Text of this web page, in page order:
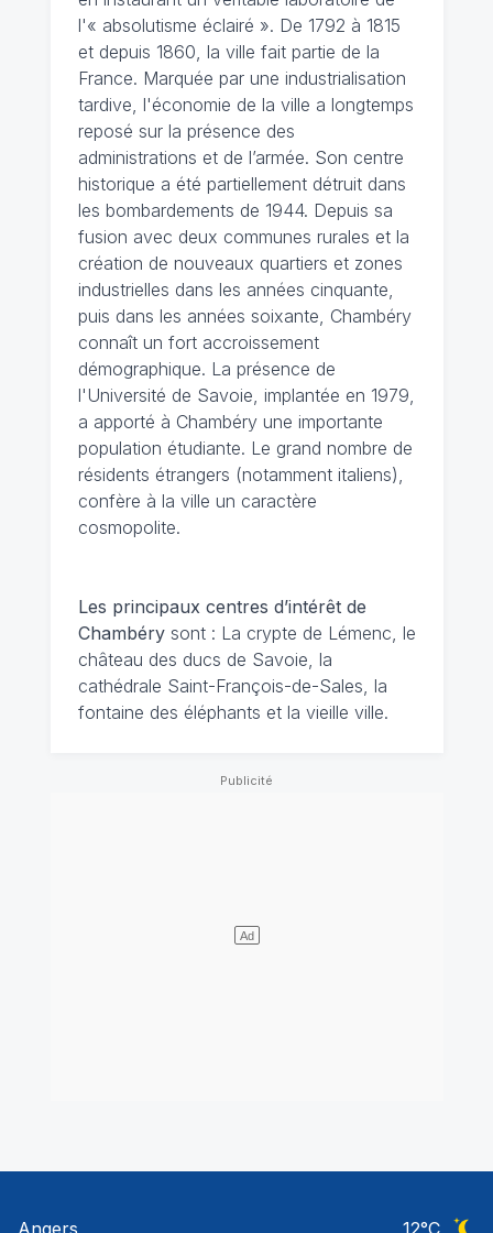
l'« absolutisme éclairé ». De 1792 à 1815
et depuis 1860, la ville fait partie de la
France. Marquée par une industrialisation
tardive, l'économie de la ville a longtemps
reposé sur la présence des
administrations et de l’armée. Son centre
historique a été partiellement détruit dans
les bombardements de 1944. Depuis sa
fusion avec deux communes rurales et la
création de nouveaux quartiers et zones
industrielles dans les années cinquante,
puis dans les années soixante, Chambéry
connaît un fort accroissement
démographique. La présence de
l'Université de Savoie, implantée en 1979,
a apporté à Chambéry une importante
population étudiante. Le grand nombre de
résidents étrangers (notamment italiens),
confère à la ville un caractère
cosmopolite.
Les principaux centres d’intérêt de
Chambérysont : La crypte de Lémenc, le
château des ducs de Savoie, la
cathédrale Saint-François-de-Sales, la
fontaine des éléphants et la vieille ville.
Angers 12°C